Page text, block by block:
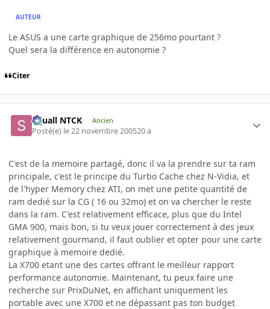
AUTEUR
Le ASUS a une carte graphique de 256mo pourtant ?
Quel sera la différence en autonomie ?
Citer
Squall NTCK Ancien
Posté(e) le 22 novembre 200520 a
C'est de la memoire partagé, donc il va la prendre sur ta ram
principale, c'est le principe du Turbo Cache chez N-Vidia, et
de l'hyper Memory chez ATI, on met une petite quantité de
ram dedié sur la CG ( 16 ou 32mo) et on va chercher le reste
dans la ram. C'est relativement efficace, plus que du Intel
GMA 900, mais bon, si tu veux jouer correctement à des jeux
relativement gourmand, il faut oublier et opter pour une carte
graphique à memoire dedié.
La X700 etant une des cartes offrant le meilleur rapport
performance autonomie. Maintenant, tu peux faire une
recherche sur PrixDuNet, en affichant uniquement les
portable avec une X700 et ne dépassant pas ton budget